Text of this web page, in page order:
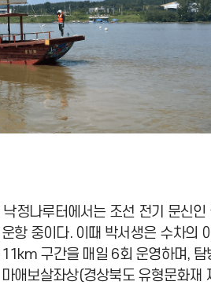
정나루터에서는 조선 전기 문신
항 중이다. 이때 박서생은 수차의
구간을 매일 6회 운영하며,
애보살좌상(경상북도 유형문화